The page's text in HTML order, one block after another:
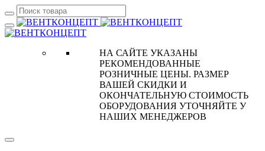
НА САЙТЕ УКАЗАНЫ
РЕКОМЕНДОВАННЫЕ
РОЗНИЧНЫЕ ЦЕНЫ. РАЗМЕР
ВАШЕЙ СКИДКИ И
ОКОНЧАТЕЛЬНУЮ СТОИМОСТЬ
ОБОРУДОВАНИЯ УТОЧНЯЙТЕ У
НАШИХ МЕНЕДЖЕРОВ